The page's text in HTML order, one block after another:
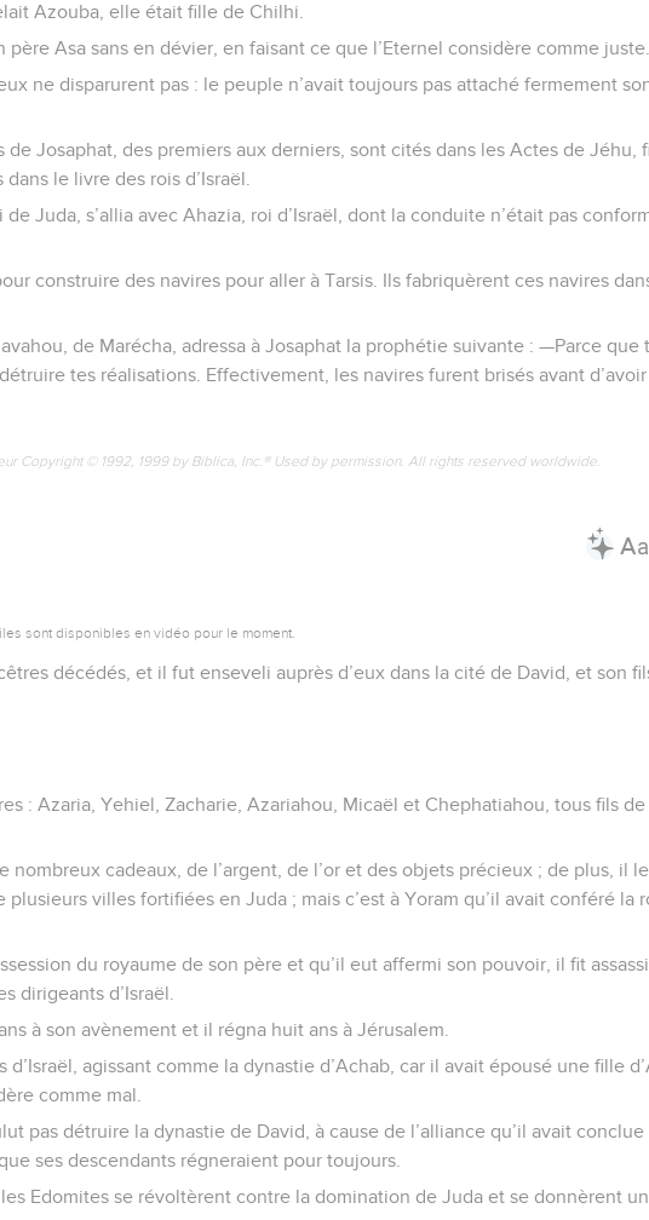
Azouba, elle était fille de Chilhi.
père Asa sans en dévier, en faisant ce que l’Eternel considère comme juste.
ne disparurent pas : le peuple n’avait toujours pas attaché fermement
de Josaphat, des premiers aux derniers, sont cités dans les Actes de Jéhu,
le livre des rois d’Israël.
Juda, s’allia avec Ahazia, roi d’Israël, dont la conduite n’était pas
construire des navires pour aller à Tarsis. Ils fabriquèrent ces navires
de Marécha, adressa à Josaphat la prophétie suivante : —Parce que
tes réalisations. Effectivement, les navires furent brisés avant
Copyright © 1992, 1999 by Biblica, Inc.® Used by permission. All rights reserved worldwide.
sont disponibles en vidéo pour le moment.
décédés, et il fut enseveli auprès d’eux dans la cité de David, et son
: Azaria, Yehiel, Zacharie, Azariahou, Micaël et Chephatiahou, tous fils de
nombreux cadeaux, de l’argent, de l’or et des objets précieux ; de plus, il
villes fortifiées en Juda ; mais c’est à Yoram qu’il avait conféré la
du royaume de son père et qu’il eut affermi son pouvoir, il fit
dirigeants d’Israël.
à son avènement et il régna huit ans à Jérusalem.
d’Israël, agissant comme la dynastie d’Achab, car il avait épousé une fille
comme mal.
pas détruire la dynastie de David, à cause de l’alliance qu’il avait conclue
ses descendants régneraient pour toujours.
Edomites se révoltèrent contre la domination de Juda et se donnèrent un